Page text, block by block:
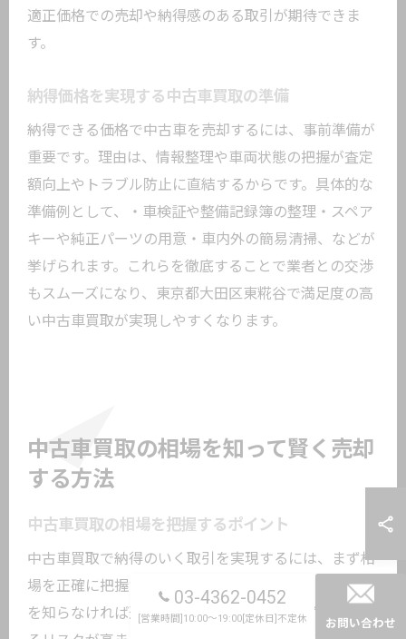
適正価格での売却や納得感のある取引が期待できま
す。
納得価格を実現する中古車買取の準備
納得できる価格で中古車を売却するには、事前準備が
重要です。理由は、情報整理や車両状態の把握が査定
額向上やトラブル防止に直結するからです。具体的な
準備例として、・車検証や整備記録簿の整理・スペア
キーや純正パーツの用意・車内外の簡易清掃、などが
挙げられます。これらを徹底することで業者との交渉
もスムーズになり、東京都大田区東糀谷で満足度の高
い中古車買取が実現しやすくなります。
中古車買取の相場を知って賢く売却
する方法
中古車買取の相場を把握するポイント
中古車買取で納得のいく取引を実現するには、まず相
場を正確に把握することが重要です。なぜなら、相場
を知らなければ適正価格かどうか判断できず、損をす
03-4362-0452
[営業時間]10:00～19:00[定休日]不定休 お問い合わせ